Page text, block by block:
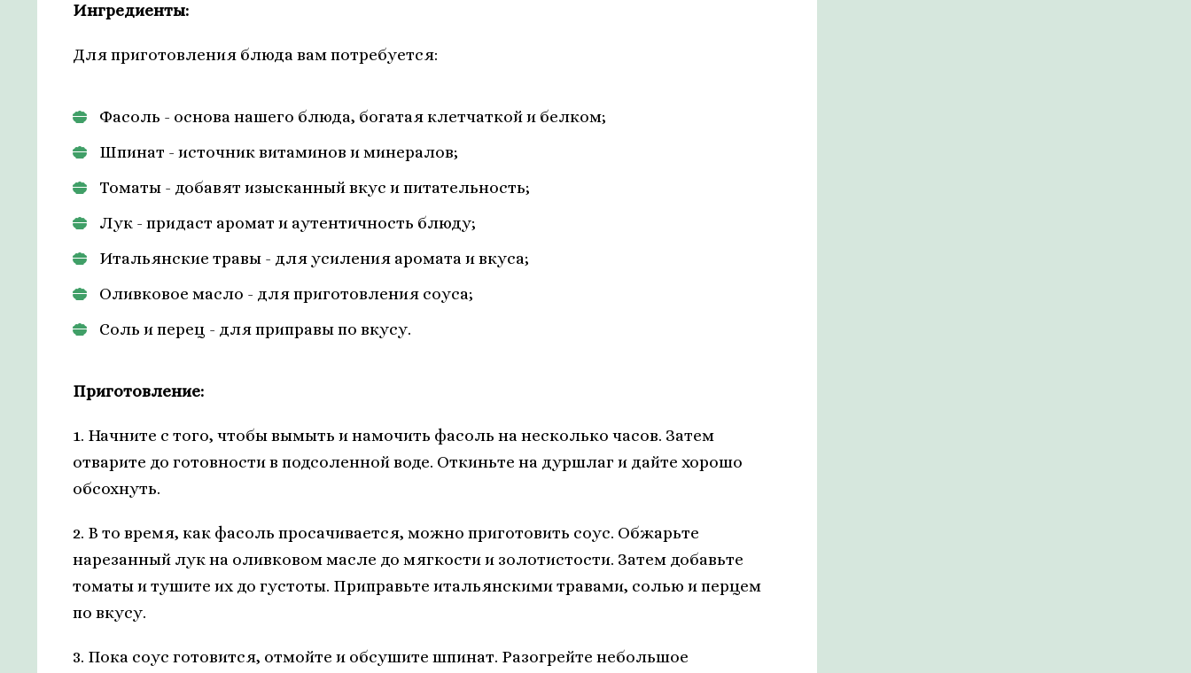
Ингредиенты:
Для приготовления блюда вам потребуется:
Фасоль - основа нашего блюда, богатая клетчаткой и белком;
Шпинат - источник витаминов и минералов;
Томаты - добавят изысканный вкус и питательность;
Лук - придаст аромат и аутентичность блюду;
Итальянские травы - для усиления аромата и вкуса;
Оливковое масло - для приготовления соуса;
Соль и перец - для приправы по вкусу.
Приготовление:
1. Начните с того, чтобы вымыть и намочить фасоль на несколько часов. Затем
отварите до готовности в подсоленной воде. Откиньте на дуршлаг и дайте хорошо
обсохнуть.
2. В то время, как фасоль просачивается, можно приготовить соус. Обжарьте
нарезанный лук на оливковом масле до мягкости и золотистости. Затем добавьте
томаты и тушите их до густоты. Приправьте итальянскими травами, солью и перцем
по вкусу.
3. Пока соус готовится, отмойте и обсушите шпинат. Разогрейте небольшое